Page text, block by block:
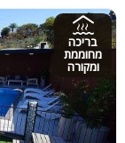
בריכה
מחוממת
ומקורה